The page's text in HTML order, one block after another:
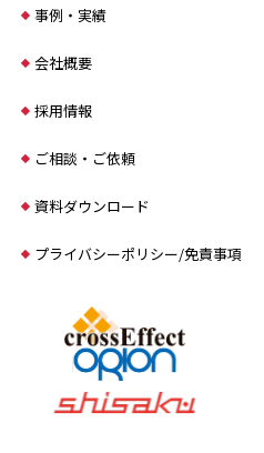
事例・実績
会社概要
採用情報
ご相談・ご依頼
資料ダウンロード
プライバシーポリシー/免責事項